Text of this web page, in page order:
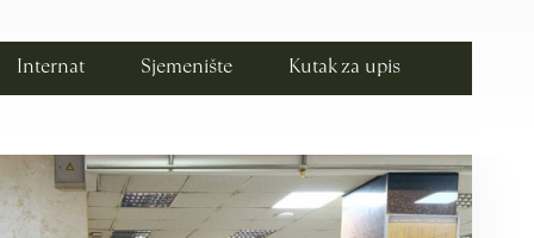
Internat Sjemenište Kutak za upis